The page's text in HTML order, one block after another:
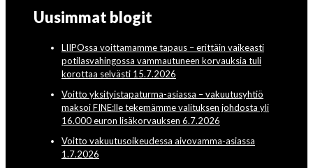
Uusimmat blogit
LIIPOssa voittamamme tapaus – erittäin vaikeasti
potilasvahingossa vammautuneen korvauksia tuli
korottaa selvästi 15.7.2026
Voitto yksityistapaturma-asiassa – vakuutusyhtiö
maksoi FINE:lle tekemämme valituksen johdosta yli
16.000 euron lisäkorvauksen 6.7.2026
Voitto vakuutusoikeudessa aivovamma-asiassa
1.7.2026